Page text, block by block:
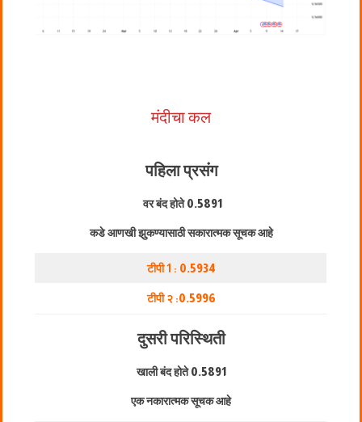
मंदीचा कल
पहिला प्रसंग
वर बंद होते0.5891
कडे आणखी झुकण्यासाठी सकारात्मक सूचक आहे
टीपी 1 : 0.5934
टीपी २ :0.5996
दुसरी परिस्थिती
खाली बंद होते0.5891
एक नकारात्मक सूचक आहे